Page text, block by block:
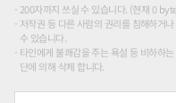
200자까지 쓰실 수 있습니다. (현재 0
저작권 등 다른 사람의 권리를 침해하거
수 있습니다.
타인에게 불쾌감을 주는 욕설 등 비하하
단에 의해 삭제 합니다.